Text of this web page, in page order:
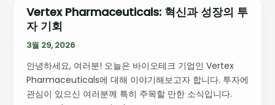
잡
을
결
과
신
예
Vertex Pharmaceuticals: 혁신과 성장의 투
자 기회
3월 29, 2026
안녕하세요, 여러분! 오늘은 바이오테크 기업인 Vertex
Pharmaceuticals에 대해 이야기해보고자 합니다. 투자에
관심이 있으신 여러분께 특히 주목할 만한 소식입니다.
Vertex
Pharmaceuticals:
혁
신
과
성
장